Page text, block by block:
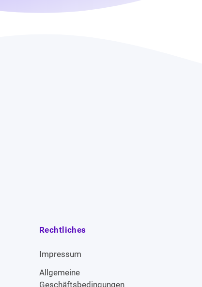
Rechtliches
Impressum
Allgemeine
Geschäftsbedingungen